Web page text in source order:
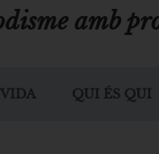
amb
QUI ÉS QUI